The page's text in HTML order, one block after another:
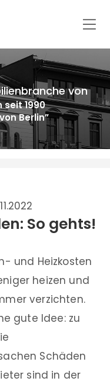
von
1990
Berlin”
So gehts!
und Heizkosten
heizen und
verzichten.
gute Idee: zu
Schäden
sind in der